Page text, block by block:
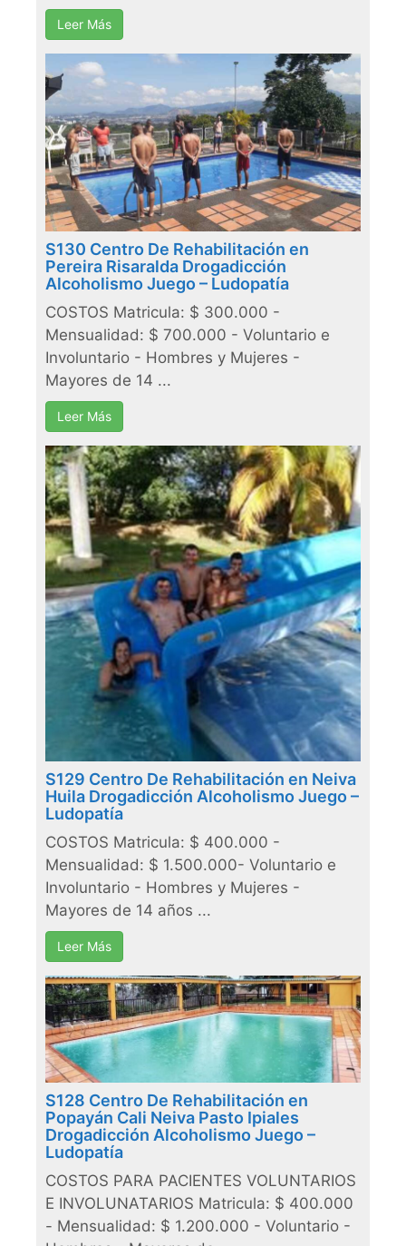
Leer Más
S130 Centro De Rehabilitación en
Pereira Risaralda Drogadicción
Alcoholismo Juego – Ludopatía
COSTOS Matricula: $ 300.000 -
Mensualidad: $ 700.000 - Voluntario e
Involuntario - Hombres y Mujeres -
Mayores de 14 ...
Leer Más
S129 Centro De Rehabilitación en Neiva
Huila Drogadicción Alcoholismo Juego –
Ludopatía
COSTOS Matricula: $ 400.000 -
Mensualidad: $ 1.500.000- Voluntario e
Involuntario - Hombres y Mujeres -
Mayores de 14 años ...
Leer Más
S128 Centro De Rehabilitación en
Popayán Cali Neiva Pasto Ipiales
Drogadicción Alcoholismo Juego –
Ludopatía
COSTOS PARA PACIENTES VOLUNTARIOS
E INVOLUNATARIOS Matricula: $ 400.000
- Mensualidad: $ 1.200.000 - Voluntario -